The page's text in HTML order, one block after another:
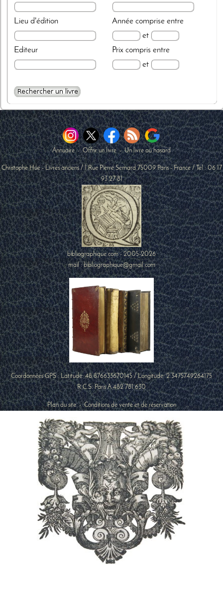
Lieu d'édition
Editeur
Annéecomprise entre
et
Prixcompris entre
et
Annuaire-Offrir un livre-Un livre au hasard
Christophe Hüe - Livres anciens /1 Rue Pierre Semard 75009 Paris-France / Tel :06 17
93 27 81
bibliographique.com - 2005-2026
mail : bibliographique@gmail.com
Coordonnées GPS : Latitude:48.876633670145/ Longitude:2.3475749264175
R.C.S. Paris A 482 781 630
Plan du site-Conditions de vente et de réservation